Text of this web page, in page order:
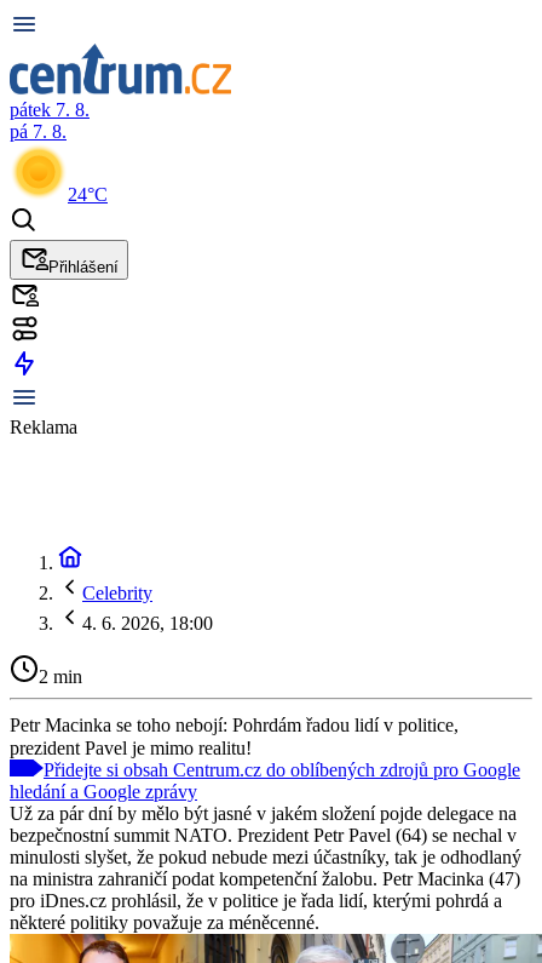
pátek 7. 8.
pá 7. 8.
24°C
Přihlášení
Reklama
Celebrity
4. 6. 2026, 18:00
2 min
Petr Macinka se toho nebojí: Pohrdám řadou lidí v politice,
prezident Pavel je mimo realitu!
Přidejte si obsah Centrum.cz do oblíbených zdrojů pro Google
hledání a Google zprávy
Už za pár dní by mělo být jasné v jakém složení pojde delegace na
bezpečnostní summit NATO. Prezident Petr Pavel (64) se nechal v
minulosti slyšet, že pokud nebude mezi účastníky, tak je odhodlaný
na ministra zahraničí podat kompetenční žalobu. Petr Macinka (47)
pro iDnes.cz prohlásil, že v politice je řada lidí, kterými pohrdá a
některé politiky považuje za méněcenné.